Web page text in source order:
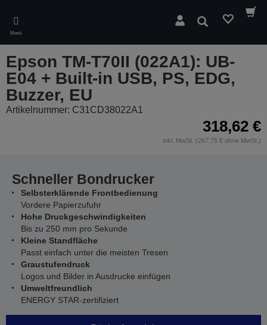
main
content
Menü
Suchen
Epson TM-T70II (022A1): UB-
E04 + Built-in USB, PS, EDG,
Buzzer, EU
Artikelnummer: C31CD38022A1
318,62 €
inkl. MwSt. (267,75 € ohne MwSt.)
Schneller Bondrucker
Selbsterklärende Frontbedienung
Vordere Papierzufuhr
Hohe Druckgeschwindigkeiten
Bis zu 250 mm pro Sekunde
Kleine Standfläche
Passt einfach unter die meisten Tresen
Graustufendruck
Logos und Bilder in Ausdrucke einfügen
Umweltfreundlich
ENERGY STAR-zertifiziert